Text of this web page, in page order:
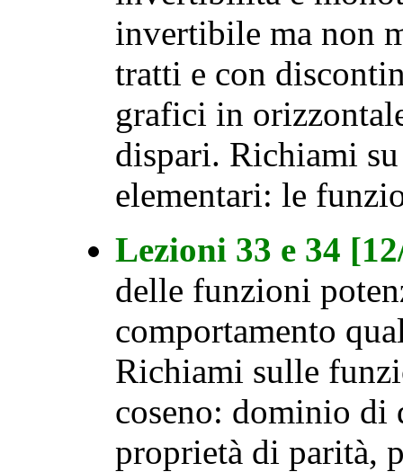
invertibile ma non
tratti e con
grafici in
dispari. Richiami
elementari: le
Lezioni 33 e 34
delle funzioni
comportamento
Richiami sulle
coseno: dominio
proprietà di parità,